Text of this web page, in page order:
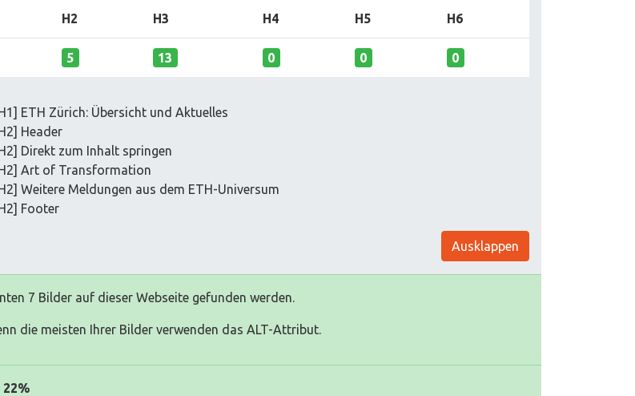
H2 H3 H4 H5 H6
5 13 0 0 0
ETH Zürich: Übersicht und Aktuelles
Header
Direkt zum Inhalt springen
Art of Transformation
Weitere Meldungen aus dem ETH-Universum
Footer
Ausklappen
7 Bilder auf dieser Webseite gefunden werden.
die meisten Ihrer Bilder verwenden das ALT-Attribut.
22%